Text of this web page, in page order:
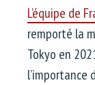
L’équipe de
remporté la
Tokyo en
l’importance